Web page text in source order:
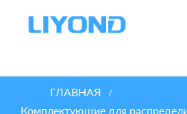
ГЛАВНАЯ /
Комплектующие для